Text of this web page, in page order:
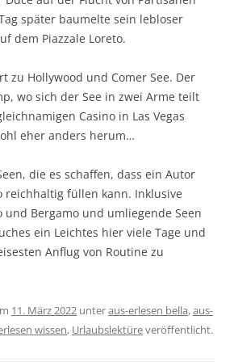
später baumelte sein lebloser
dem Piazzale Loreto.
zu Hollywood und Comer See. Der
wo sich der See in zwei Arme teilt
Casino in Las Vegas
eher anders herum…
die es schaffen, dass ein Autor
reichhaltig füllen kann. Inklusive
und Bergamo und umliegende Seen
ein Leichtes hier viele Tage und
Anflug von Routine zu
11. März 2022 unteraus-erlesen bella,aus-
wissen, Urlaubslektüreveröffentlicht.